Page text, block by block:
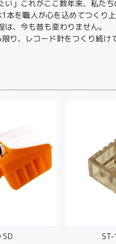
い」これがここ数年来、私た
本を職人が心を込めてつくり上
、今も昔も変わりません。
り、レコード針をつくり続け
SD ST-